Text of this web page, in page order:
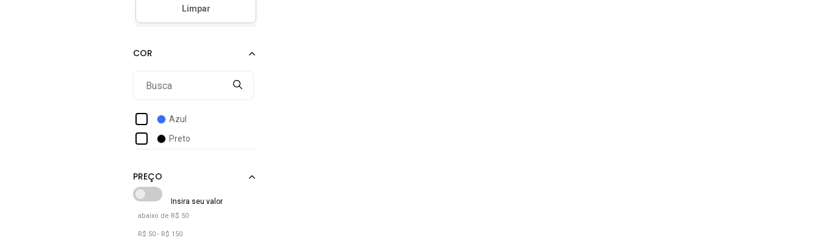
Activitta
Adidas
Aeropostale
Aleatory
Azul
Preto
abaixo de R$ 50
R$ 50 - R$ 150